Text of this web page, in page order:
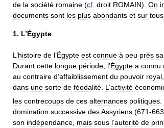
de la société romaine (cf. droit ROMAIN). On
documents sont les plus abondants et sur tous
1. L’Égypte
L ’histoire de l’Égypte est connue à peu près
Durant cette longue période l’Égypte a connu
au contraire d’affaiblissement du pouvoir royal
dans une sorte de féodalité L ’activité
les contrecoups de ces alternances politiques
domination successive desAssyriens (671-663
son indépendance mais sous l’autorité de